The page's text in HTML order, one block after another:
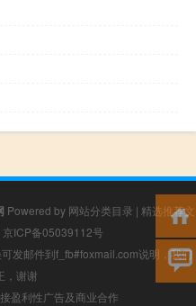
Powered by 网站分类目录 | 精选推荐文
京ICP备05039112号
发邮件到f_fb#foxmail.com说明，我们
，谢谢
盈利性广告及商业合作